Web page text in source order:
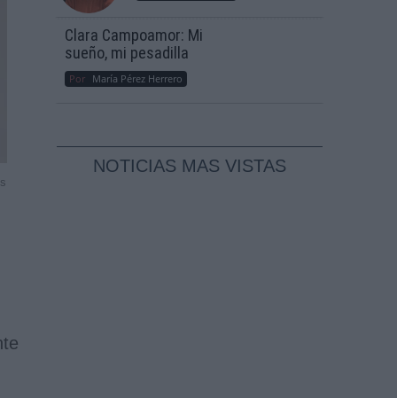
Clara Campoamor: Mi
sueño, mi pesadilla
Por María Pérez Herrero
NOTICIAS MAS VISTAS